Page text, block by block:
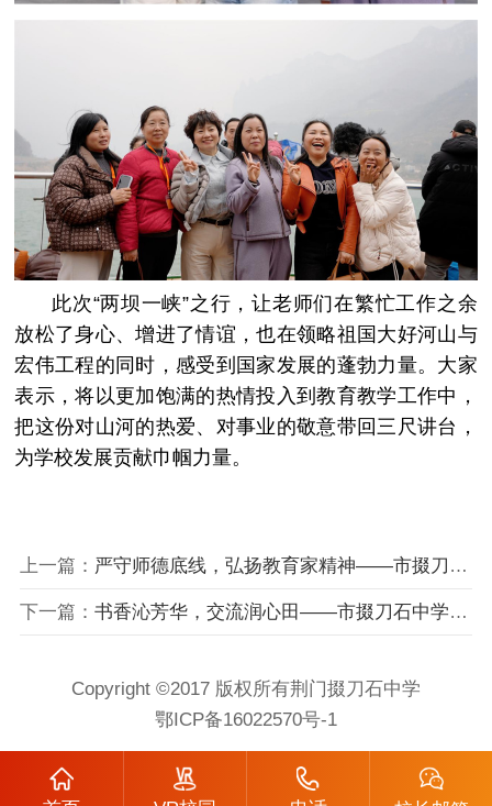
此次“两坝一峡”之行，让老师们在繁忙工作之余
放松了身心、增进了情谊，也在领略祖国大好河山与
宏伟工程的同时，感受到国家发展的蓬勃力量。大家
表示，将以更加饱满的热情投入到教育教学工作中，
把这份对山河的热爱、对事业的敬意带回三尺讲台，
为学校发展贡献巾帼力量。
上一篇： 严守师德底线，弘扬教育家精神——市掇刀石中学召开2026年度师德师风建设推进会
下一篇： 书香沁芳华，交流润心田——市掇刀石中学组织女教职工读书分享会
Copyright ©2017 版权所有荆门掇刀石中学
鄂ICP备16022570号-1